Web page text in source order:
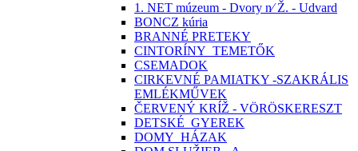
1. NET múzeum - Dvory n⁄ Ž. - Udvard
BONCZ kúria
BRANNÉ PRETEKY
CINTORÍNY_TEMETŐK
CSEMADOK
CIRKEVNÉ PAMIATKY -SZAKRÁLIS
EMLÉKMŰVEK
ČERVENÝ KRÍŽ - VÖRÖSKERESZT
DETSKÉ_GYEREK
DOMY_HÁZAK